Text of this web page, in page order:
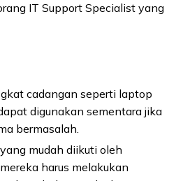
IT Support Specialist yang
cadangan seperti laptop
digunakan sementara jika
bermasalah.
mudah diikuti oleh
harus melakukan